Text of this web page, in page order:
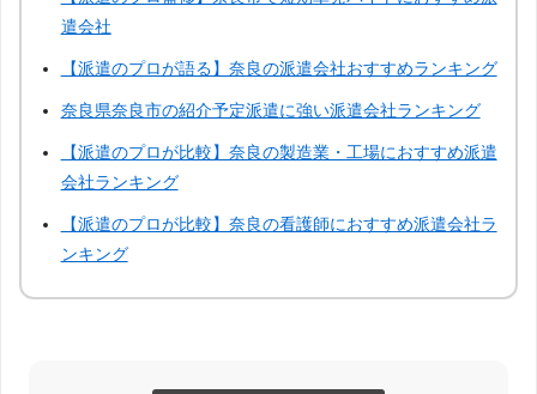
関西
遣会社
【派遣のプロが語る】奈良の派遣会社おすすめランキング
奈良県奈良市の紹介予定派遣に強い派遣会社ランキング
【派遣のプロが比較】奈良の製造業・工場におすすめ派遣
会社ランキング
【派遣のプロが比較】奈良の看護師におすすめ派遣会社ラ
ンキング